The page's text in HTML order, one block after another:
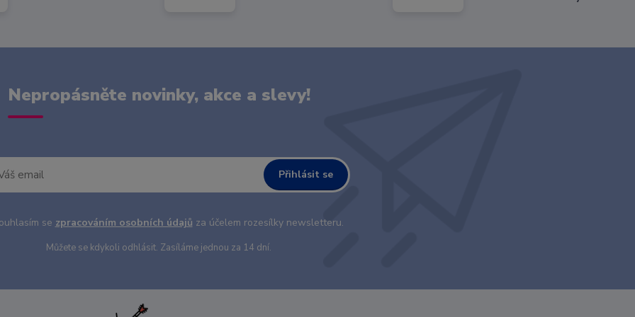
Nepropásněte novinky, akce a slevy!
Přihlásit se
se zpracováním osobních údajů za účelem rozesílky newsletteru.
Můžete se kdykoli odhlásit. Zasíláme jednou za 14 dní.